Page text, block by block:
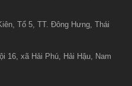
Tổ 5, TT. Đông Hưng, Thái
16, xã Hải Phú, Hải Hậu, Nam